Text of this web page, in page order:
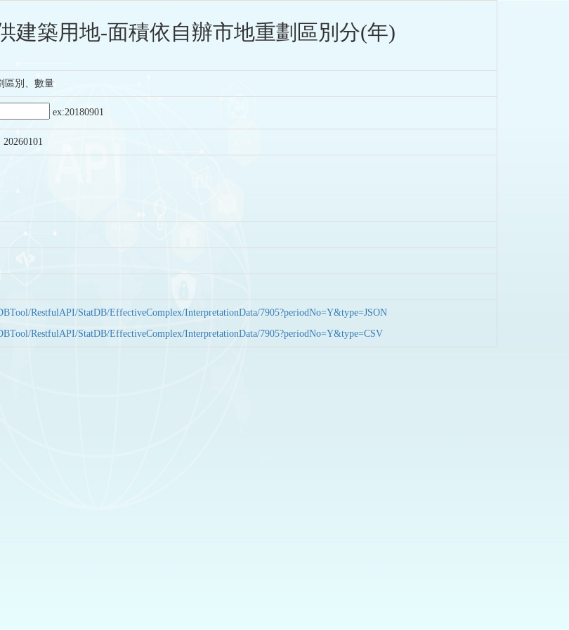
建築用地-面積依自辦市地重劃區別分(年)
區別、數量
ex:20180901
RestfulAPI/StatDB/EffectiveComplex/InterpretationData/7905?periodNo=Y&type=JSON
RestfulAPI/StatDB/EffectiveComplex/InterpretationData/7905?periodNo=Y&type=CSV